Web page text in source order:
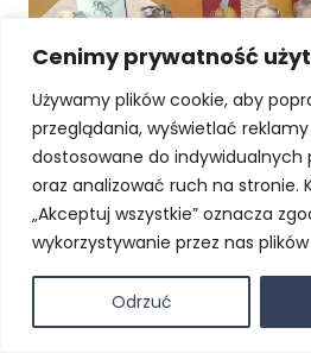
Cenimy prywatność
Używamy plików cookie, aby
przeglądania, wyświetlać
dostosowane do indywidualnych
oraz analizować ruch na stronie.
„Akceptuj wszystkie” oznacza
wykorzystywanie przez nas
Odrzuć